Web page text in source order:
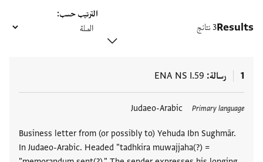
Results3 نتائج
الترتيب حسب
1 رسالة ENA NS I.59
Primary language
Judaeo-Arabic
Business letter from (or possibly to) Yehuda Ibn Sughmār.
In Judaeo-Arabic. Headed "tadhkira muwajjaha(?) =
العلامات